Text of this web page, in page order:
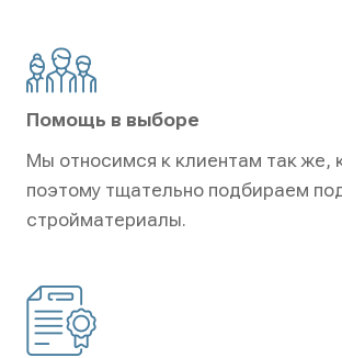
Помощь в выборе
Мы относимся к клиентам так же,
поэтому тщательно подбираем
стройматериалы.